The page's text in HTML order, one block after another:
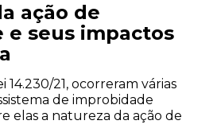
ação de
e seus impactos
14.230/21, ocorreram várias
de improbidade
elas a natureza da ação de